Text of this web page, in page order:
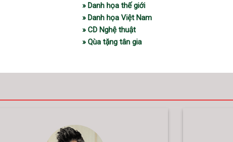
» Danh họa thế giới
» Danh họa Việt Nam
» CD Nghệ thuật
» Qùa tặng tân gia